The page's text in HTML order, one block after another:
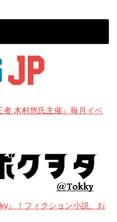
者 木村悠氏主催』毎月イベ
』！フィクション小説、お